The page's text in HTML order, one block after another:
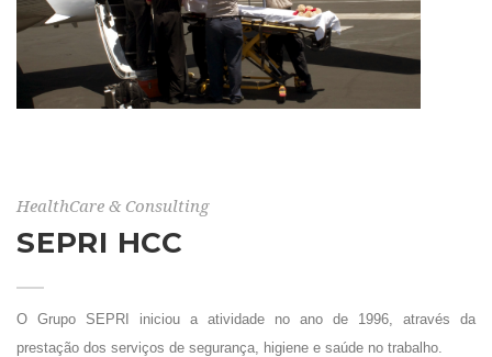
HealthCare & Consulting
SEPRI HCC
O Grupo SEPRI iniciou a atividade no ano de 1996, através da
prestação dos serviços de segurança, higiene e saúde no trabalho.